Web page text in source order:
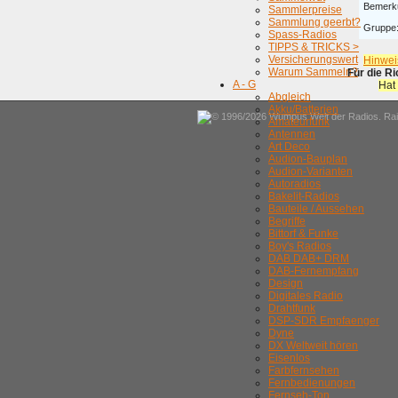
Sammlerpreise
Sammlung geerbt?
Spass-Radios
TIPPS & TRICKS >
Versicherungswert
Warum Sammeln?
A - G
Abgleich
Akku/Batterien
Amateurfunk
Antennen
Art Deco
Audion-Bauplan
Audion-Varianten
Autoradios
Bakelit-Radios
Bauteile / Aussehen
Begriffe
Bittorf & Funke
Boy's Radios
DAB DAB+ DRM
DAB-Fernempfang
Design
Digitales Radio
Drahtfunk
DSP-SDR Empfaenger
Dyne
DX Weltweit hören
Eisenlos
Farbfernsehen
Fernbedienungen
Fernseh-Ton
Gruppe:
Für die
© 1996/2026 Wumpus Welt der Radios.